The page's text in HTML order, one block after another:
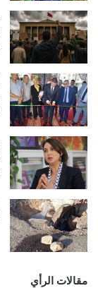
مقالات الرأي